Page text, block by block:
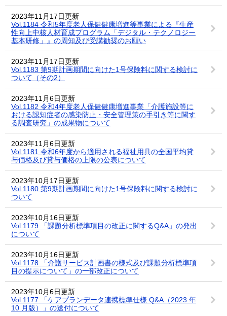
2023年11月17日更新
Vol.1184 令和5年度老人保健健康増進等事業による『生産
性向上中核人材育成プログラム「デジタル・テクノロジー
基本研修」』の周知及び受講勧奨のお願い
2023年11月17日更新
Vol.1183 第9期計画期間に向けた1号保険料に関する検討に
ついて（その2）
2023年11月6日更新
Vol.1182 令和4年度老人保健健康増進事業「介護施設等に
おける認知症者の感染防止・安全管理策の手引き等に関す
る調査研究」の成果物について
2023年11月6日更新
Vol.1181 令和6年度から適用される福祉用具の全国平均貸
与価格及び貸与価格の上限の公表について
2023年10月17日更新
Vol.1180 第9期計画期間に向けた1号保険料に関する検討に
ついて
2023年10月16日更新
Vol.1179 「課題分析標準項目の改正に関するQ&A」の発出
について
2023年10月16日更新
Vol.1178 「介護サービス計画書の様式及び課題分析標準項
目の提示について」の一部改正について
2023年10月6日更新
Vol.1177 「ケアプランデータ連携標準仕様 Q&A（2023 年
10 月版）」の送付について